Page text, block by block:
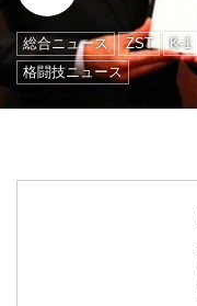
総合ニュース ZST K-1
格闘技ニュース